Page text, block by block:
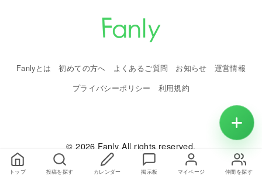
Fanlyとは 初めての方へ よくあるご質問 お知らせ
運営情報
プライバシーポリシー
利用規約
© 2026 Fanly All rights reserved.
トップ 投稿を探す カレンダー 掲示板 マイページ 仲間を探す